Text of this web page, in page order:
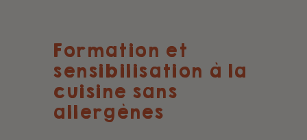
Formation et
sensibilisation à la
cuisine sans
allergènes